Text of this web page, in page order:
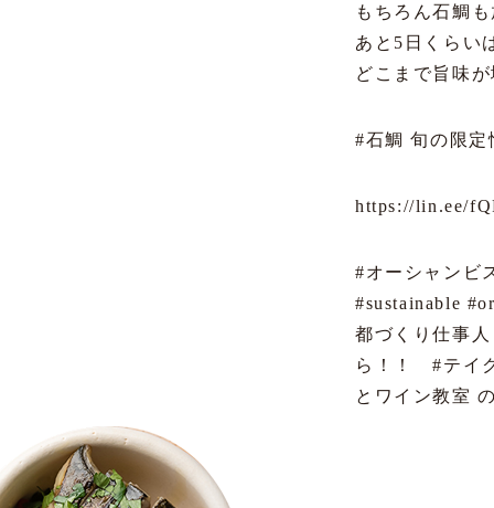
もちろん石鯛
あと5日くらい
どこまで旨味
#石鯛 旬の限定
https://lin.ee/
#オーシャンビ
#sustainable
都づくり仕事
ら！！ #テイ
とワイン教室